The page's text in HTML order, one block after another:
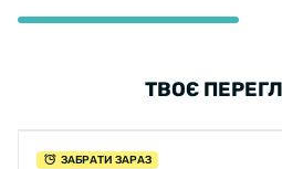
ТВОЄ
ЗАБРАТИ ЗАРАЗ